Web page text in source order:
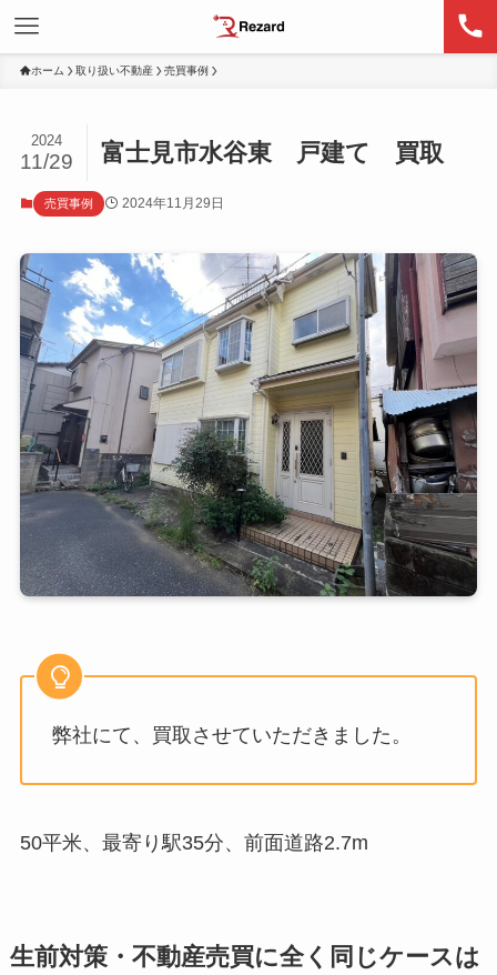
ホーム 取り扱い不動産 売買事例
富士見市水谷東 戸建て 買取
2024
11/29
売買事例 2024年11月29日
弊社にて、買取させていただきました。
50平米、最寄り駅35分、前面道路2.7m
生前対策・不動産売買に全く同じケースは